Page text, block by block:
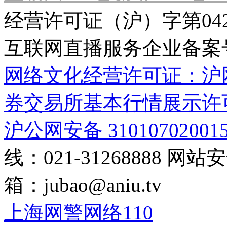
经营许可证（沪）字第
互联网直播服务企业备案
网络文化经营许可证：
券交易所基本行情展示许
沪公网安备
线：021-31268888 网站
箱： jubao@aniu.tv
上海网警网络110